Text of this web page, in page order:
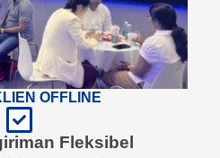
OFFLINE
Fleksibel